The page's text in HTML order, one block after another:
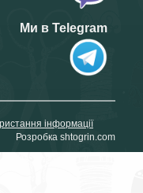
Ми в Telegram
інформації
Розробка shtogrin.com